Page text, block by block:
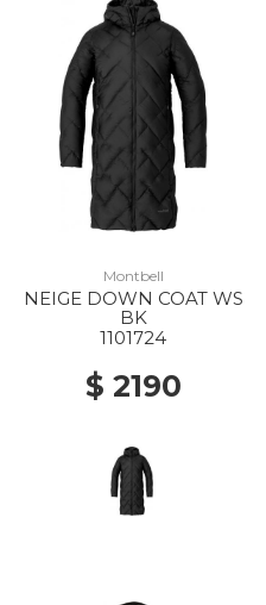
Montbell
NEIGE DOWN COAT WS
BK
1101724
$ 2190